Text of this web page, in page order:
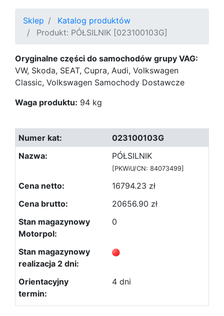
Sklep
Katalog produktów
Produkt: PÓŁSILNIK [023100103G]
Oryginalne części do samochodów grupy VAG:
VW, Skoda, SEAT, Cupra, Audi, Volkswagen
Classic, Volkswagen Samochody Dostawcze
Waga produktu: 94 kg
023100103G
PÓŁSILNIK
[PKWiU/CN: 84073499]
16794.23 zł
20656.90 zł
0
4 dni